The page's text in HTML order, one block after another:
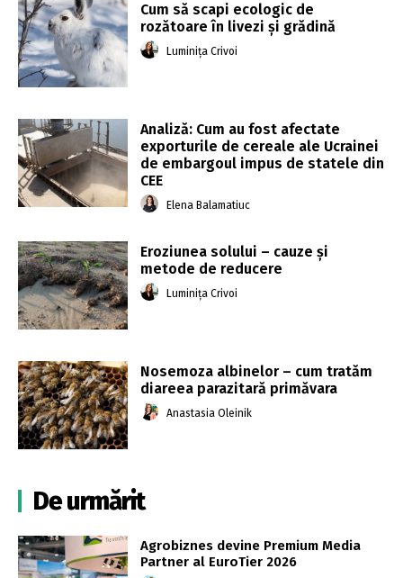
Cum să scapi ecologic de
rozătoare în livezi și grădină
Luminița Crivoi
Analiză: Cum au fost afectate
exporturile de cereale ale Ucrainei
de embargoul impus de statele din
CEE
Elena Balamatiuc
Eroziunea solului – cauze și
metode de reducere
Luminița Crivoi
Nosemoza albinelor – cum tratăm
diareea parazitară primăvara
Anastasia Oleinik
De urmărit
Agrobiznes devine Premium Media
Partner al EuroTier 2026